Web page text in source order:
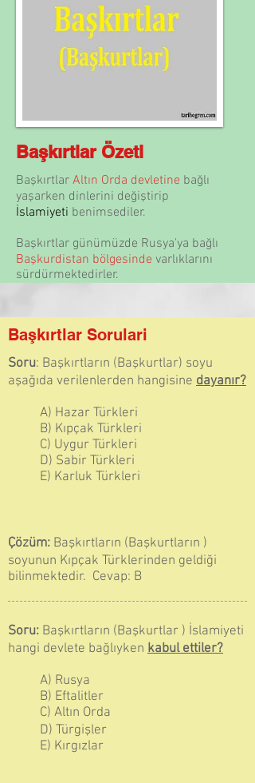
Başkırtlar Özeti
Başkırtlar Altın Orda devletine bağlı
yaşarken dinlerini değiştirip
İslamiyeti benimsediler.
Başkırtlar günümüzde Rusya'ya bağlı
Başkurdistan bölgesinde varlıklarını
sürdürmektedirler.
Başkırtlar Sorulari
Soru: Başkırtların (Başkurtlar) soyu
aşağıda verilenlerden hangisine dayanır?
A) Hazar Türkleri
B) Kıpçak Türkleri
C) Uygur Türkleri
D) Sabir Türkleri
E) Karluk Türkleri
Çözüm: Başkırtların (Başkurtların )
soyunun Kıpçak Türklerinden geldiği
bilinmektedir. Cevap: B
Soru: Başkırtların (Başkurtlar ) İslamiyeti
hangi devlete bağlıyken kabul ettiler?
A) Rusya
B) Eftalitler
C) Altın Orda
D) Türgişler
E) Kırgızlar